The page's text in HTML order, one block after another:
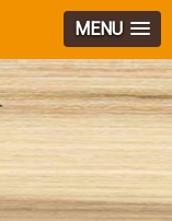
MENU